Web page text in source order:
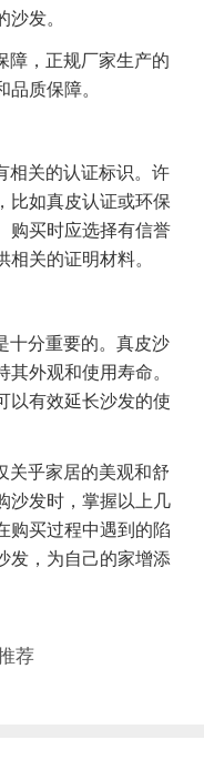
发。
障，正规厂家生产的
质保障。
相关的认证标识。许
比如真皮认证或环保
购买时应选择有信誉
关的证明材料。
十分重要的。真皮沙
外观和使用寿命。
以有效延长沙发的使
关乎家居的美观和舒
沙发时，掌握以上几
购买过程中遇到的陷
发，为自己的家增添
荐